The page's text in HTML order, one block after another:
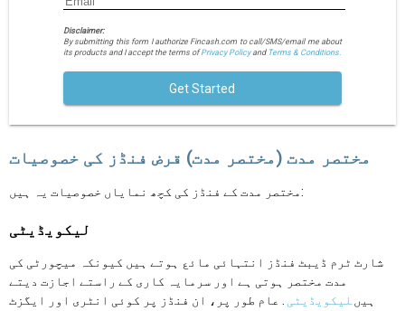
Disclaimer:
By submitting this form I authorize Fincash.com to call/SMS/email me about
its products and I accept the terms ofPrivacy Policyand Terms & Conditions.
Get Started
مختصر مدت (مختصر مدت) قرض فنڈز کی خصوصیات
مختصر مدت کے فنڈز کی کچھ نمایاں خصوصیات یہ ہیں:
لیکویڈیٹی
شارٹ ٹرم ڈیبٹ فنڈز انتہائی مائع ہوتے ہیں کیونکہ میچورٹی کی
مدت مختصر ہوتی ہے اور سرمایہ کاری کے راستے اجازت دیتے
ہیںلیکویڈیٹی . عام طور پر، ان فنڈز پر کوئی انٹری اور ایگزٹ